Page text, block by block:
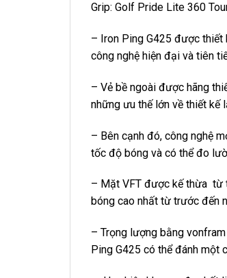
Grip: Golf Pride Lite 360
– Iron Ping G425 được thiết
công nghệ hiện đại và tiên
– Vẻ bề ngoài được hãng
những ưu thế lớn về thiết kế
– Bên cạnh đó, công nghệ
tốc độ bóng và có thể đo
– Mặt VFT được kế thừa từ
bóng cao nhất từ ​​trước đến
– Trọng lượng bằng
Ping G425 có thể đánh một